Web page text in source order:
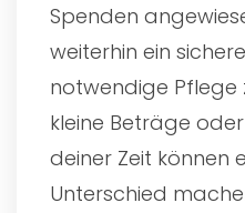
Spenden
weiterhin ein
notwendige Pflege
kleine Beträge
deiner Zeit können
Unterschied